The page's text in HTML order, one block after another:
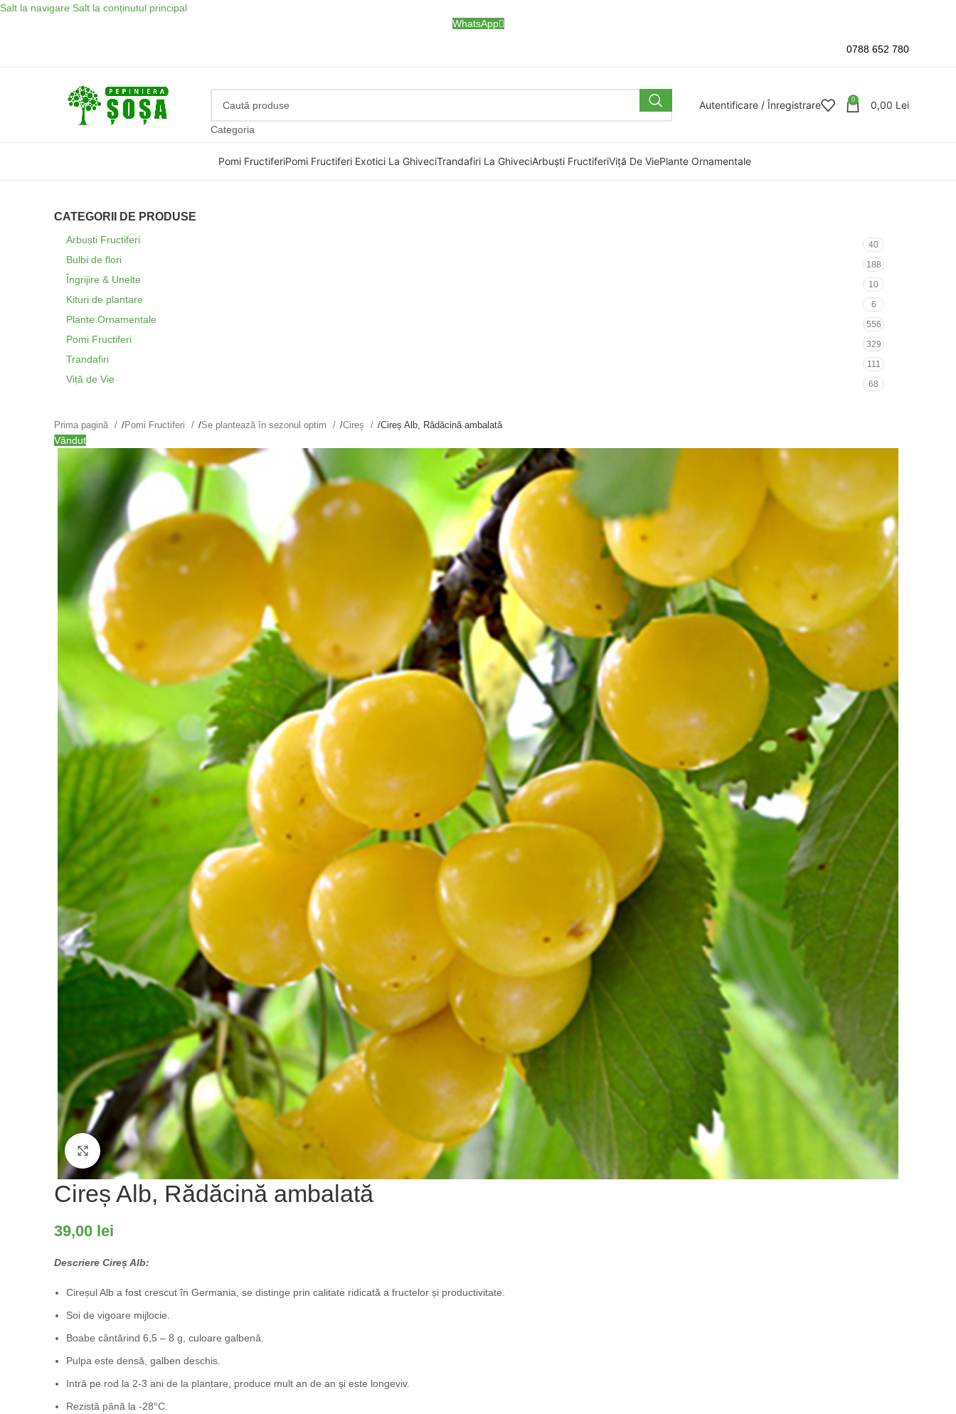
Salt la navigare Salt la conținutul principal
WhatsApp
0788 652 780
Categoria
Autentificare / Înregistrare 0 0,00 Lei
Pomi FructiferiPomi Fructiferi Exotici La GhiveciTrandafiri La GhiveciArbuști FructiferiViță De ViePlante Ornamentale
CATEGORII DE PRODUSE
Arbuști Fructiferi 40
Bulbi de flori 188
Îngrijire & Unelte 10
Kituri de plantare 6
Plante Ornamentale 556
Pomi Fructiferi 329
Trandafiri 111
Viță de Vie 68
Prima pagină /Pomi Fructiferi /Se plantează în sezonul optim /Cireș /Cireș Alb, Rădăcină ambalată
Vândut
Fă clic pentru a mări
Cireș Alb, Rădăcină ambalată
39,00 lei
Descriere Cireș Alb:
Cireșul Alb a fost crescut în Germania, se distinge prin calitate ridicată a fructelor și productivitate.
Soi de vigoare mijlocie.
Boabe cântărind 6,5 – 8 g, culoare galbenă.
Pulpa este densă, galben deschis.
Intră pe rod la 2-3 ani de la plantare, produce mult an de an și este longeviv.
Rezistă până la -28°C.